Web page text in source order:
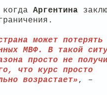
Аргентина
может потерять
МВФ. В такой
просто не
что курс просто
возрастает», –